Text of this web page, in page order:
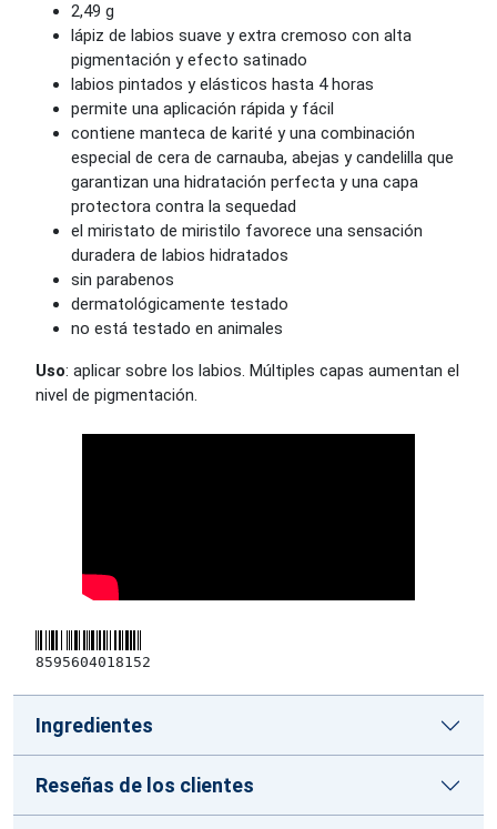
2,49 g
lápiz de labios suave y extra cremoso con alta
pigmentación y efecto satinado
labios pintados y elásticos hasta 4 horas
permite una aplicación rápida y fácil
contiene manteca de karité y una combinación
especial de cera de carnauba, abejas y candelilla que
garantizan una hidratación perfecta y una capa
protectora contra la sequedad
el miristato de miristilo favorece una sensación
duradera de labios hidratados
sin parabenos
dermatológicamente testado
no está testado en animales
Uso: aplicar sobre los labios. Múltiples capas aumentan el
nivel de pigmentación.
8595604018152
Ingredientes
Reseñas de los clientes